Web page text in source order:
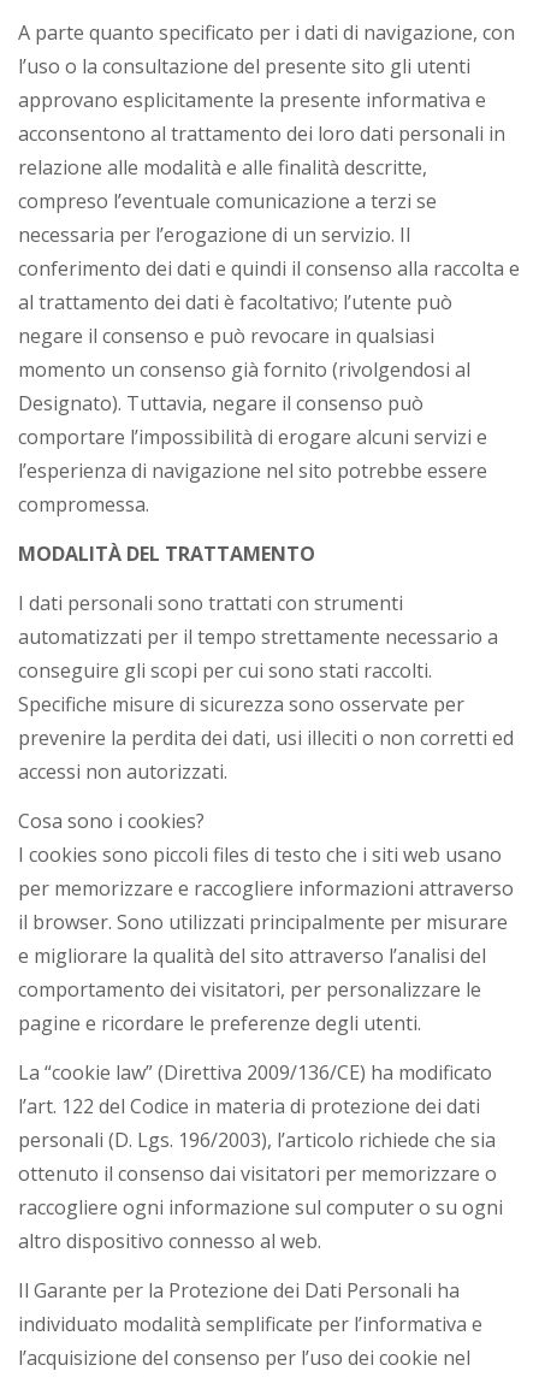
A parte quanto specificato per i dati di navigazione, con
l’uso o la consultazione del presente sito gli utenti
approvano esplicitamente la presente informativa e
acconsentono al trattamento dei loro dati personali in
relazione alle modalità e alle finalità descritte,
compreso l’eventuale comunicazione a terzi se
necessaria per l’erogazione di un servizio. Il
conferimento dei dati e quindi il consenso alla raccolta e
al trattamento dei dati è facoltativo; l’utente può
negare il consenso e può revocare in qualsiasi
momento un consenso già fornito (rivolgendosi al
Designato). Tuttavia, negare il consenso può
comportare l’impossibilità di erogare alcuni servizi e
l’esperienza di navigazione nel sito potrebbe essere
compromessa.
MODALITÀ DEL TRATTAMENTO
I dati personali sono trattati con strumenti
automatizzati per il tempo strettamente necessario a
conseguire gli scopi per cui sono stati raccolti.
Specifiche misure di sicurezza sono osservate per
prevenire la perdita dei dati, usi illeciti o non corretti ed
accessi non autorizzati.
Cosa sono i cookies?
I cookies sono piccoli files di testo che i siti web usano
per memorizzare e raccogliere informazioni attraverso
il browser. Sono utilizzati principalmente per misurare
e migliorare la qualità del sito attraverso l’analisi del
comportamento dei visitatori, per personalizzare le
pagine e ricordare le preferenze degli utenti.
La “cookie law” (Direttiva 2009/136/CE) ha modificato
l’art. 122 del Codice in materia di protezione dei dati
personali (D. Lgs. 196/2003), l’articolo richiede che sia
ottenuto il consenso dai visitatori per memorizzare o
raccogliere ogni informazione sul computer o su ogni
altro dispositivo connesso al web.
Il Garante per la Protezione dei Dati Personali ha
individuato modalità semplificate per l’informativa e
l’acquisizione del consenso per l’uso dei cookie nel